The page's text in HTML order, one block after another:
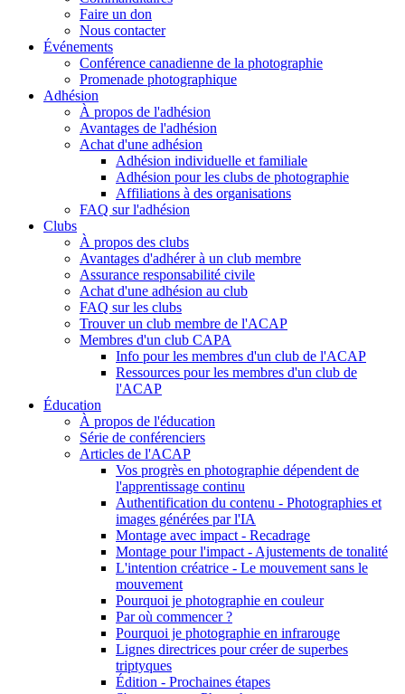
Faire un don
Nous contacter
Événements
Conférence canadienne de la photographie
Promenade photographique
Adhésion
À propos de l'adhésion
Avantages de l'adhésion
Achat d'une adhésion
Adhésion individuelle et familiale
Adhésion pour les clubs de photographie
Affiliations à des organisations
FAQ sur l'adhésion
Clubs
À propos des clubs
Avantages d'adhérer à un club membre
Assurance responsabilité civile
Achat d'une adhésion au club
FAQ sur les clubs
Trouver un club membre de l'ACAP
Membres d'un club CAPA
Info pour les membres d'un club de l'ACAP
Ressources pour les membres d'un club de
l'ACAP
Éducation
À propos de l'éducation
Série de conférenciers
Articles de l'ACAP
Vos progrès en photographie dépendent de
l'apprentissage continu
Authentification du contenu - Photographies et
images générées par l'IA
Montage avec impact - Recadrage
Montage pour l'impact - Ajustements de tonalité
L'intention créatrice - Le mouvement sans le
mouvement
Pourquoi je photographie en couleur
Par où commencer ?
Pourquoi je photographie en infrarouge
Lignes directrices pour créer de superbes
triptyques
Édition - Prochaines étapes